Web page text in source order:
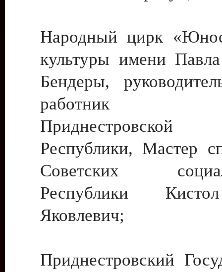
Народный цирк
культуры имени
Бендеры,
работник
Приднестровской
Республики, Мастер
Советских
Республики
Яковлевич;
Приднестровский